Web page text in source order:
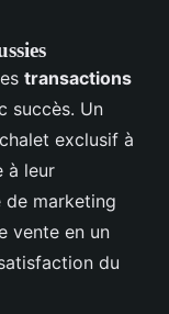
transactions
succès. Un
exclusif à
à leur
de marketing
vente en un
du